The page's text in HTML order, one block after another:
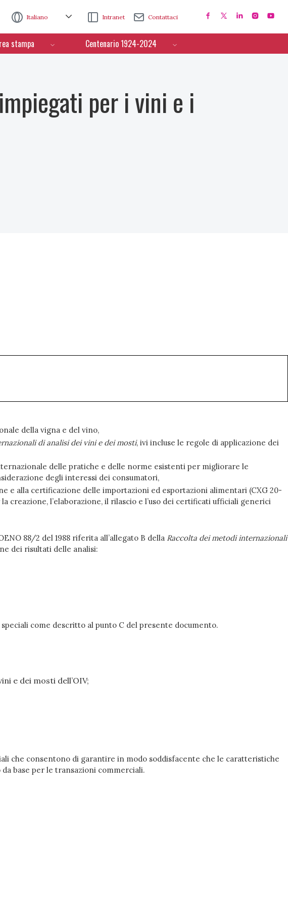
Italiano Intranet Contattaci
stampa Centenario 1924-2024
per i vini e i
della vigna e del vino,
di analisi dei vini e dei mosti, ivi incluse le regole di applicazione dei
delle pratiche e delle norme esistenti per migliorare le
degli interessi dei consumatori,
e alla certificazione delle importazioni ed esportazioni alimentari (CXG 20-
l’elaborazione, il rilascio e l’uso dei certificati ufficiali generici
88/2 del 1988 riferita all’allegato B della Raccolta dei metodi internazionali
dei risultati delle analisi:
come descritto al punto C del presente documento.
e dei mosti dell’OIV;
che consentono di garantire in modo soddisfacente che le caratteristiche
base per le transazioni commerciali.